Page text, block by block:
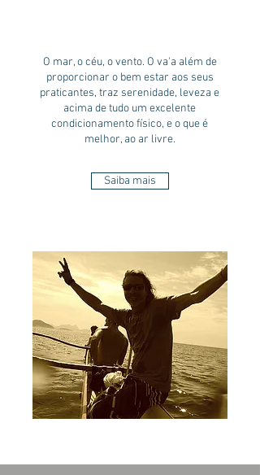
O mar, o céu, o vento. O va'a além de
proporcionar o bem estar aos seus
praticantes, traz serenidade, leveza e
acima de tudo um excelente
condicionamento físico, e o que é
melhor, ao ar livre.
Saiba mais